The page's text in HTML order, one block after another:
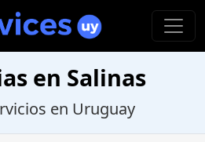
en Salinas
en Uruguay